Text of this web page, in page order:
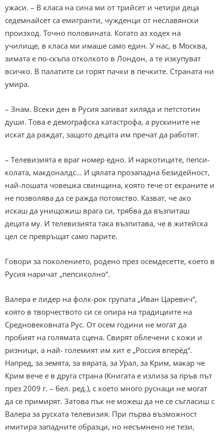
ужаси. – В класа на сина ми от трийсет и четири деца
седемнайсет са емигранти, чужденци от неславянски
произход. Точно половината. Когато аз ходех на
училище, в класа ми имаше само един. У нас, в Москва,
зимата е по-скъпа отколкото в Лондон, а те изкупуват
всичко. В палатите си горят пачки в печките. Страната ни
умира.
– Знам. Всеки ден в Русия загиват хиляда и петстотин
души. Това е демографска катастрофа, а рускините не
искат да раждат, защото децата им пречат да работят.
– Телевизията е враг номер едно. И наркотиците, пепси-
колата, макдоналдс… И цялата прозападна безидейност,
най-лошата човешка свинщина, която тече от екраните и
не позволява да се ражда потомство. Казват, че ако
искаш да унищожиш врага си, трябва да възпиташ
децата му. И телевизията така възпитава, че в житейска
цел се превръщат само парите.
Говори за поколението, родено през осемдесетте, което в
Русия наричат „пепсиколно“.
Валера е лидер на фолк-рок групата „Иван Царевич“,
която в творчеството си се опира на традициите на
Средновековната Рус. От осем години не могат да
пробият на голямата сцена. Свирят облечени с кожи и
ризници, а най- големият им хит е „Россия вперёд“.
Напред, за земята, за вярата, за Урал, за Крим, макар че
Крим вече е в друга страна (Книгата е излиза за пръв път
през 2009 г. – бел. ред.), с което много руснаци не могат
да се примирят. Затова пък не можеш да не се съгласиш с
Валера за руската телевизия. При първа възможност
имитира западните образци, но несъмнено не тези,